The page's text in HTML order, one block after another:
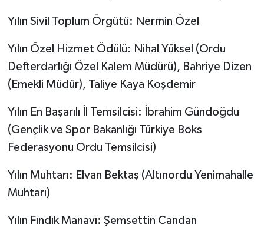
Yılın Sivil Toplum Örgütü: Nermin Özel
Yılın Özel Hizmet Ödülü: Nihal Yüksel (Ordu
Defterdarlığı Özel Kalem Müdürü), Bahriye Dizen
(Emekli Müdür), Taliye Kaya Koşdemir
Yılın En Başarılı İl Temsilcisi: İbrahim Gündoğdu
(Gençlik ve Spor Bakanlığı Türkiye Boks
Federasyonu Ordu Temsilcisi)
Yılın Muhtarı: Elvan Bektaş (Altınordu Yenimahalle
Muhtarı)
Yılın Fındık Manavı: Şemsettin Candan